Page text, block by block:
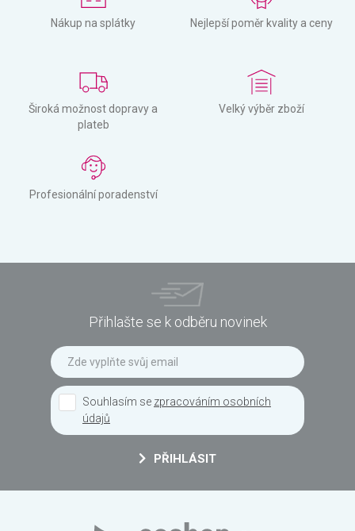
Nákup na splátky Nejlepší poměr kvality a ceny
Široká možnost dopravy a
plateb
Velký výběr zboží
Profesionální poradenství
Přihlašte se k odběru novinek
Souhlasím se zpracováním osobních
údajů
PŘIHLÁSIT